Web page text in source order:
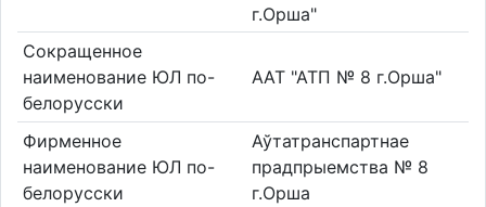
г.Орша"
Сокращенное
наименование ЮЛ по-
белорусски
ААТ "АТП № 8 г.Орша"
Фирменное
наименование ЮЛ по-
белорусски
Аўтатранспартнае
прадпрыемства № 8
г.Орша